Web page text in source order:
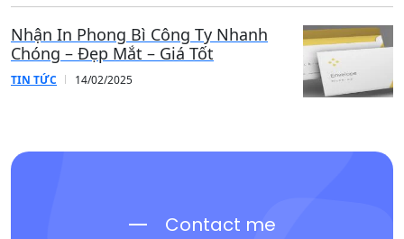
Nhận In Phong Bì Công Ty Nhanh
Chóng – Đẹp Mắt – Giá Tốt
TIN TỨC 14/02/2025
Contact me